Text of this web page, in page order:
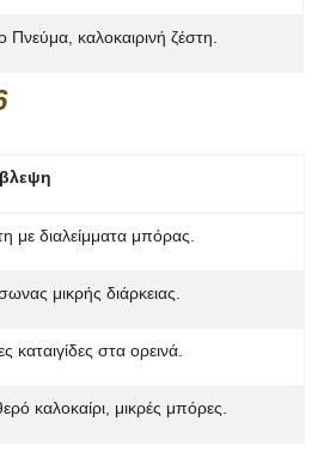
Πνεύμα, καλοκαιρινή ζέστη.
με διαλείμματα μπόρας.
μικρής διάρκειας.
καταιγίδες στα ορεινά.
καλοκαίρι, μικρές μπόρες.